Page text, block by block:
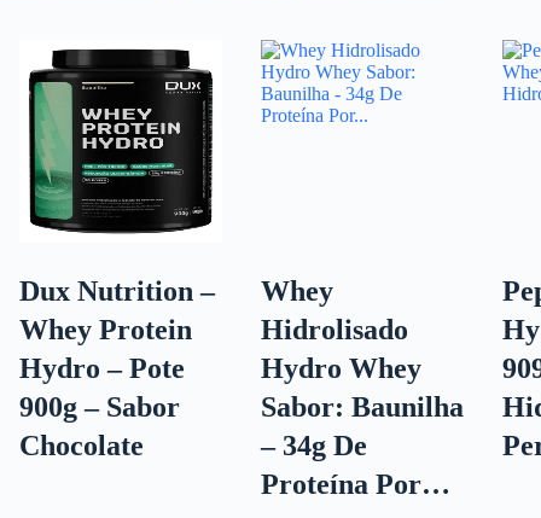
Dux Nutrition –
Whey Protein
Hydro – Pote
900g – Sabor
Chocolate
Whey
Hidrolisado
Hydro Whey
Sabor: Baunilha
– 34g De
Proteína Por…